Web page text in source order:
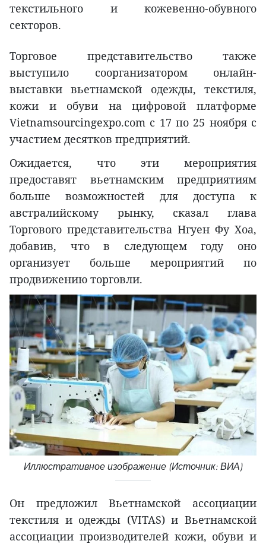
текстильного и кожевенно-обувного
секторов.
Торговое представительство также
выступило соорганизатором онлайн-
выставки вьетнамской одежды, текстиля,
кожи и обуви на цифровой платформе
Vietnamsourcingexpo.com с 17 по 25 ноября с
участием десятков предприятий.
Ожидается, что эти мероприятия
предоставят вьетнамским предприятиям
больше возможностей для доступа к
австралийскому рынку, сказал глава
Торгового представительства Нгуен Фу Хоа,
добавив, что в следующем году оно
организует больше мероприятий по
продвижению торговли.
Иллюстративное изображение (Источник: ВИА)
Он предложил Вьетнамской ассоциации
текстиля и одежды (VITAS) и Вьетнамской
ассоциации производителей кожи, обуви и